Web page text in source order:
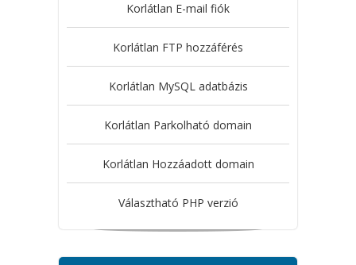
Korlátlan E-mail fiók
Korlátlan FTP hozzáférés
Korlátlan MySQL adatbázis
Korlátlan Parkolható domain
Korlátlan Hozzáadott domain
Választható PHP verzió